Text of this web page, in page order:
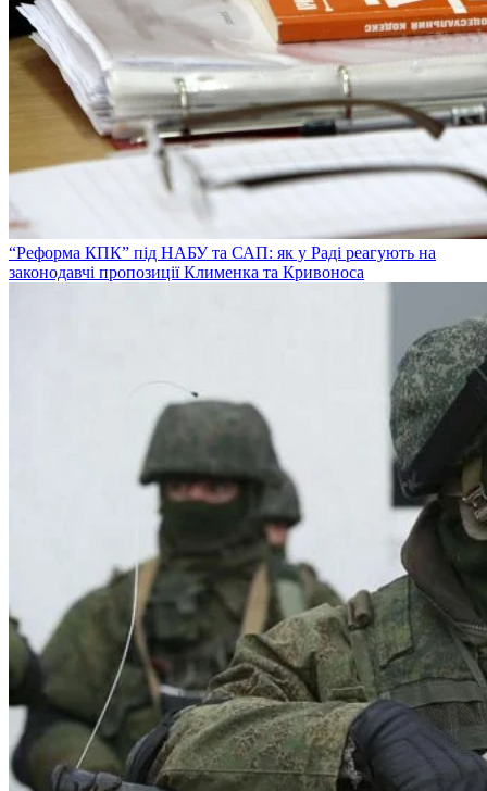
“Реформа КПК” під НАБУ та САП: як у Раді реагують на
законодавчі пропозиції Клименка та Кривоноса